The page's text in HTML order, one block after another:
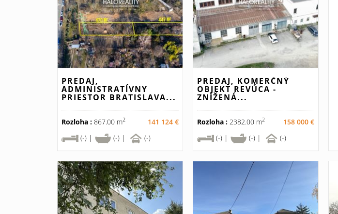
PREDAJ,
ADMINISTRATÍVNY
PRIESTOR BRATISLAVA...
Rozloha : 867.00 m2
141 124 €
(-) |
(-) | (-)
PREDAJ, KOMERČNÝ
OBJEKT REVÚCA -
ZNÍŽENÁ...
Rozloha :2382.00 m2
158 000 €
(-) |
(-) | (-)